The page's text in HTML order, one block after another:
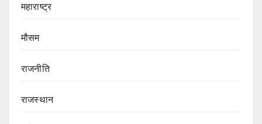
महाराष्ट्र
मौसम
राजनीति
राजस्थान